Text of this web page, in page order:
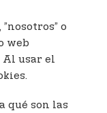
o
web
Al usar el
qué son las